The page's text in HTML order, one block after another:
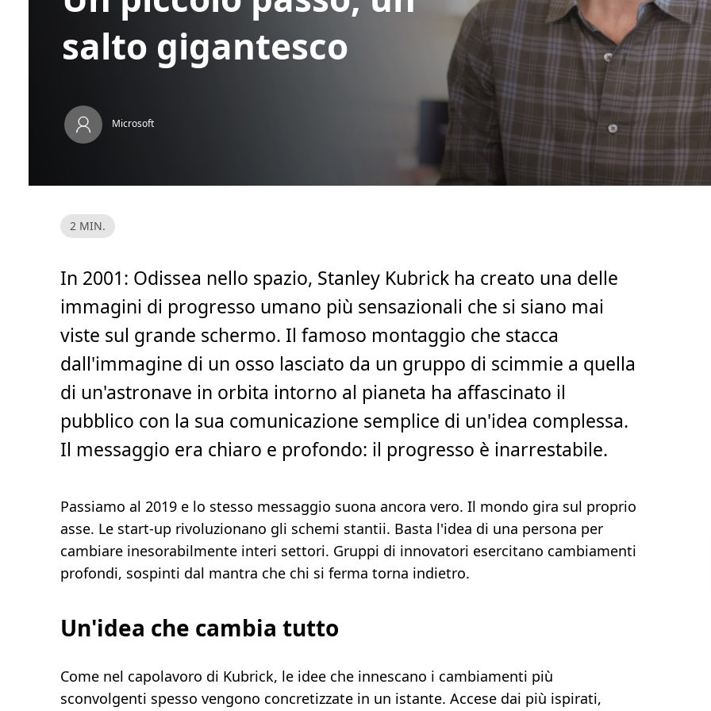
salto gigantesco
Microsoft
T
e
d
i
l
t
u
a
2
m
n
.
2 MIN.
In 2001: Odissea nello spazio, Stanley Kubrick ha creato una delle
immagini di progresso umano più sensazionali che si siano mai
viste sul grande schermo. Il famoso montaggio che stacca
dall'immagine di un osso lasciato da un gruppo di scimmie a quella
di un'astronave in orbita intorno al pianeta ha affascinato il
pubblico con la sua comunicazione semplice di un'idea complessa.
Il messaggio era chiaro e profondo: il progresso è inarrestabile.
Passiamo al 2019 e lo stesso messaggio suona ancora vero. Il mondo gira sul proprio
asse. Le start-up rivoluzionano gli schemi stantii. Basta l'idea di una persona per
cambiare inesorabilmente interi settori. Gruppi di innovatori esercitano cambiamenti
profondi, sospinti dal mantra che chi si ferma torna indietro.
Un'idea che cambia tutto
Come nel capolavoro di Kubrick, le idee che innescano i cambiamenti più
sconvolgenti spesso vengono concretizzate in un istante. Accese dai più ispirati,